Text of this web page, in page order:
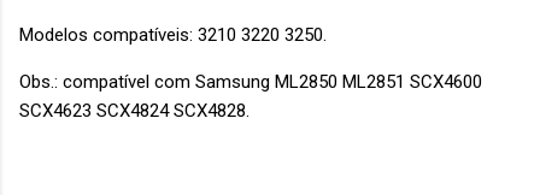
Modelos compatíveis: 3210 3220 3250.
Obs.: compatível com Samsung ML2850 ML2851 SCX4600
SCX4623 SCX4824 SCX4828.